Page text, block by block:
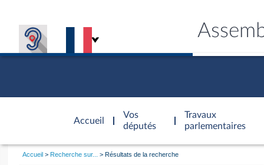
Accueil
d'accueil
Vos
députés
Travaux
parlementaires
Vous
Accueil Recherche sur... Résultats de la recherche